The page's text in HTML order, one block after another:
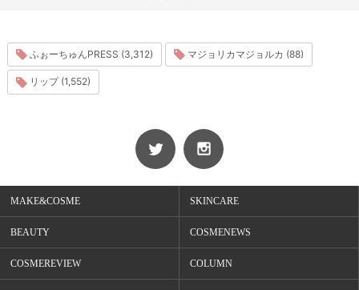
ふぉーちゅんPRESS (3,312) マジョリカマジョルカ (88)
リップ (1,552)
MAKE&COSME SKINCARE
BEAUTY COSMENEWS
COSMEREVIEW COLUMN